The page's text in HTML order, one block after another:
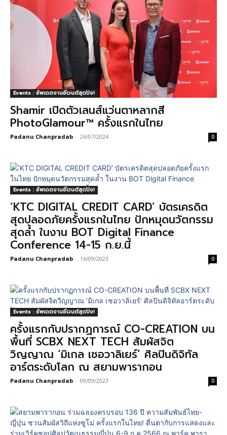
Events : อัพเดตงานอีเวนต์สุดปัง!
Shamir เปิดตัวเลนส์แว่นตาหลากสี
PhotoGlamour™ ครั้งแรกในไทย
Padanu Chanpradab - 26/07/2024 0
Events : อัพเดตงานอีเวนต์สุดปัง!
‘KTC DIGITAL CREDIT CARD’ บัตรเครดิต
สุดปลอดภัยครั้งแรกในไทย ปักหมุดนวัตกรรม
สุดล้ำ ในงาน BOT Digital Finance
Conference 14-15 ก.ย.นี้
Padanu Chanpradab - 16/09/2023 0
Events : อัพเดตงานอีเวนต์สุดปัง!
ครั้งแรกกับปรากฏการณ์ CO-CREATION บน
พื้นที่ SCBX NEXT TECH สัมผัสจิต
วิญญาณ ‘มิเกล เชอวาลิเยร์’ ศิลปินดิจิทัล
อาร์ตระดับโลก ณ สยามพารากอน
Padanu Chanpradab - 09/09/2023 0